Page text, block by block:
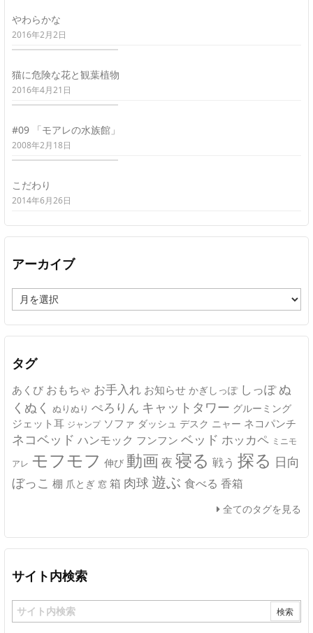
やわらかな
2016年2月2日
猫に危険な花と観葉植物
2016年4月21日
#09 「モアレの水族館」
2008年2月18日
こだわり
2014年6月26日
アーカイブ
ー
カ
イ
タグ
あくび おもちゃ お手入れ お知らせ かぎしっぽ しっぽ ぬ
くぬく ぬりぬり ぺろりん キャットタワー グルーミング
ジェット耳 ジャンプ ソファ ダッシュ デスク ニャー ネコパンチ
ネコベッド ハンモック フンフン ベッド ホッカペ ミニモ
アレ モフモフ 伸び 動画 夜 寝る 戦う 探る 日向
ぼっこ 棚 爪とぎ 窓 箱 肉球 遊ぶ 食べる 香箱
全てのタグを見る
サイト内検索